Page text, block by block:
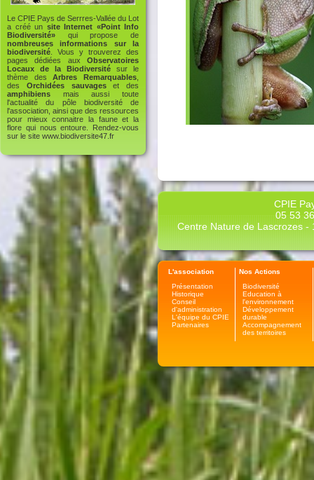
Le CPIE Pays de Serrres-Vallée du Lot
a créé un site Internet «Point Info
Biodiversité» qui propose de
nombreuses informations sur la
biodiversité . Vous y trouverez des
pages dédiées aux Observatoires
Locaux de la Biodiversité sur le
thème desArbres Remarquables
des Orchidées sauvageset des
amphibiens mais aussi toute
l'actualité du pôle biodiversité de
l'association, ainsi que des ressources
pour mieux connaitre la faune et la
flore qui nous entoure. Rendez-vous
sur le site www.biodiversite47.fr
CPIE
05 53
Centre Nature de Lascrozes -
L'association
Présentation
Historique
Conseil
d'administration
L'équipe du CPIE
Partenaires
Nos Actions
Biodiversité
Education à
l'environnement
Développement
durable
Accompagnement
des territoires